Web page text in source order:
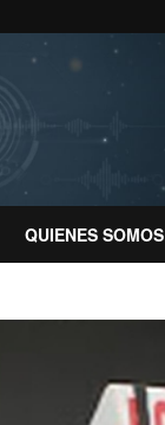
QUIENES SOMOS